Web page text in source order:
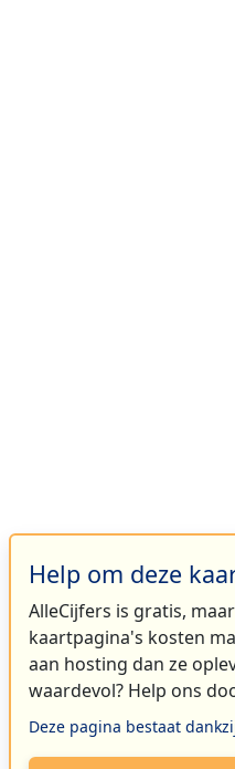
Help om deze
AlleCijfers is gratis,
kaartpagina's kosten
aan hosting dan ze
waardevol? Help ons
Deze pagina bestaat